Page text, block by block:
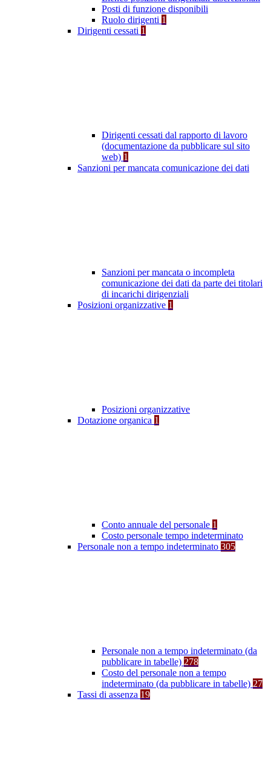
Posti di funzione disponibili
Ruolo dirigenti 1
Dirigenti cessati 1
Dirigenti cessati dal rapporto di lavoro
(documentazione da pubblicare sul sito
web) 1
Sanzioni per mancata comunicazione dei dati
Sanzioni per mancata o incompleta
comunicazione dei dati da parte dei titolari
di incarichi dirigenziali
Posizioni organizzative 1
Posizioni organizzative
Dotazione organica 1
Conto annuale del personale 1
Costo personale tempo indeterminato
Personale non a tempo indeterminato 305
Personale non a tempo indeterminato (da
pubblicare in tabelle) 278
Costo del personale non a tempo
indeterminato (da pubblicare in tabelle) 27
Tassi di assenza 19